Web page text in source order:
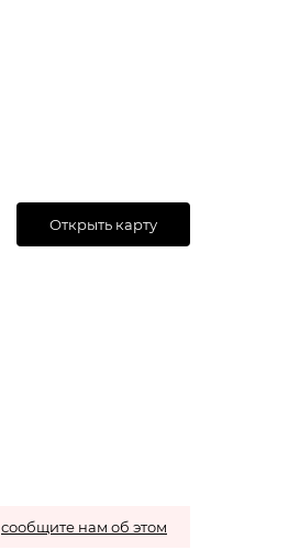
Открыть карту
сообщите нам об этом